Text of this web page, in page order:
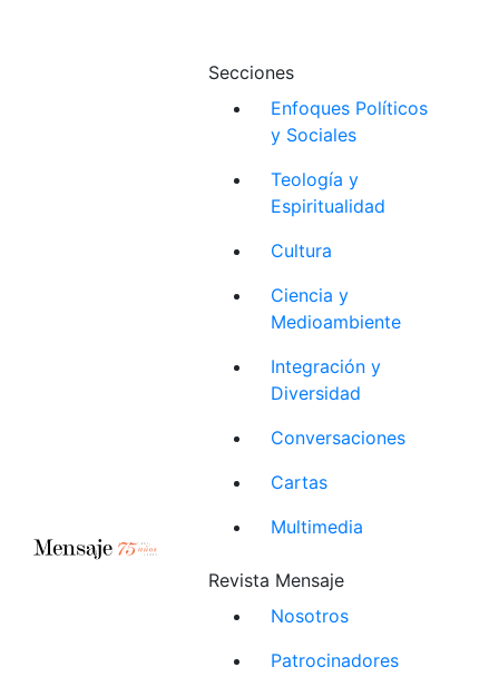
Secciones
Enfoques Políticos
y Sociales
Teología y
Espiritualidad
Cultura
Ciencia y
Medioambiente
Integración y
Diversidad
Conversaciones
Cartas
Multimedia
Revista Mensaje
Nosotros
Patrocinadores